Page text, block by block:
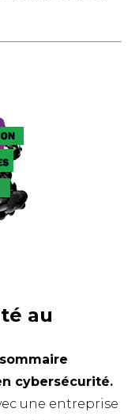
au
cybersécurité.
une entreprise